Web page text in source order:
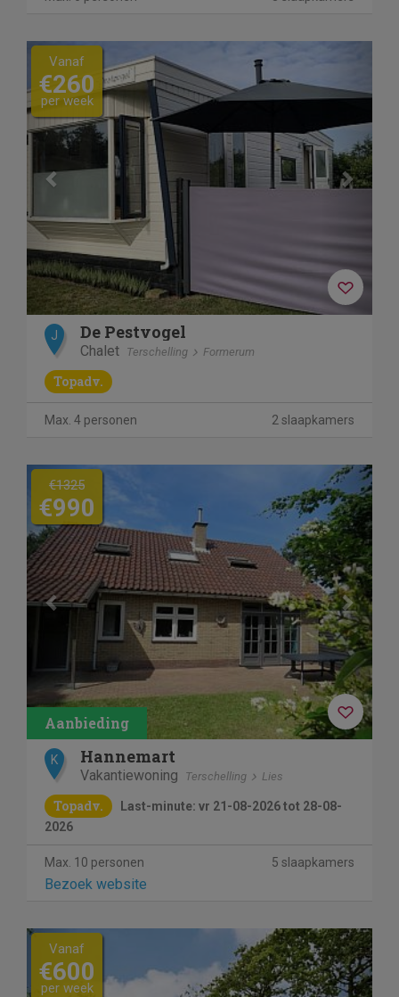
Previous
Vanaf
€260
per week
J De Pestvogel
Chalet Terschelling Formerum
Topadv.
Max. 4 personen 2 slaapkamers
Previous Next
€1325
€990
K Hannemart
Vakantiewoning Terschelling Lies
Topadv.
Last-minute: vr 21-08-2026 tot 28-08-
2026
Max. 10 personen 5 slaapkamers
Bezoek website
Previous Next
Vanaf
€600
per week